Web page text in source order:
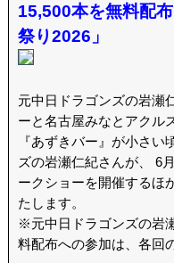
15,500本を無料配
祭り2026」
元中日ドラゴンズの岩瀬
ーと名古屋みなとアクル
『あずきバー』が小さ
ズの岩瀬仁紀さんが、 6
ークショーを開催するほ
たします。
※元中日ドラゴンズの岩
料配布への参加は、各回